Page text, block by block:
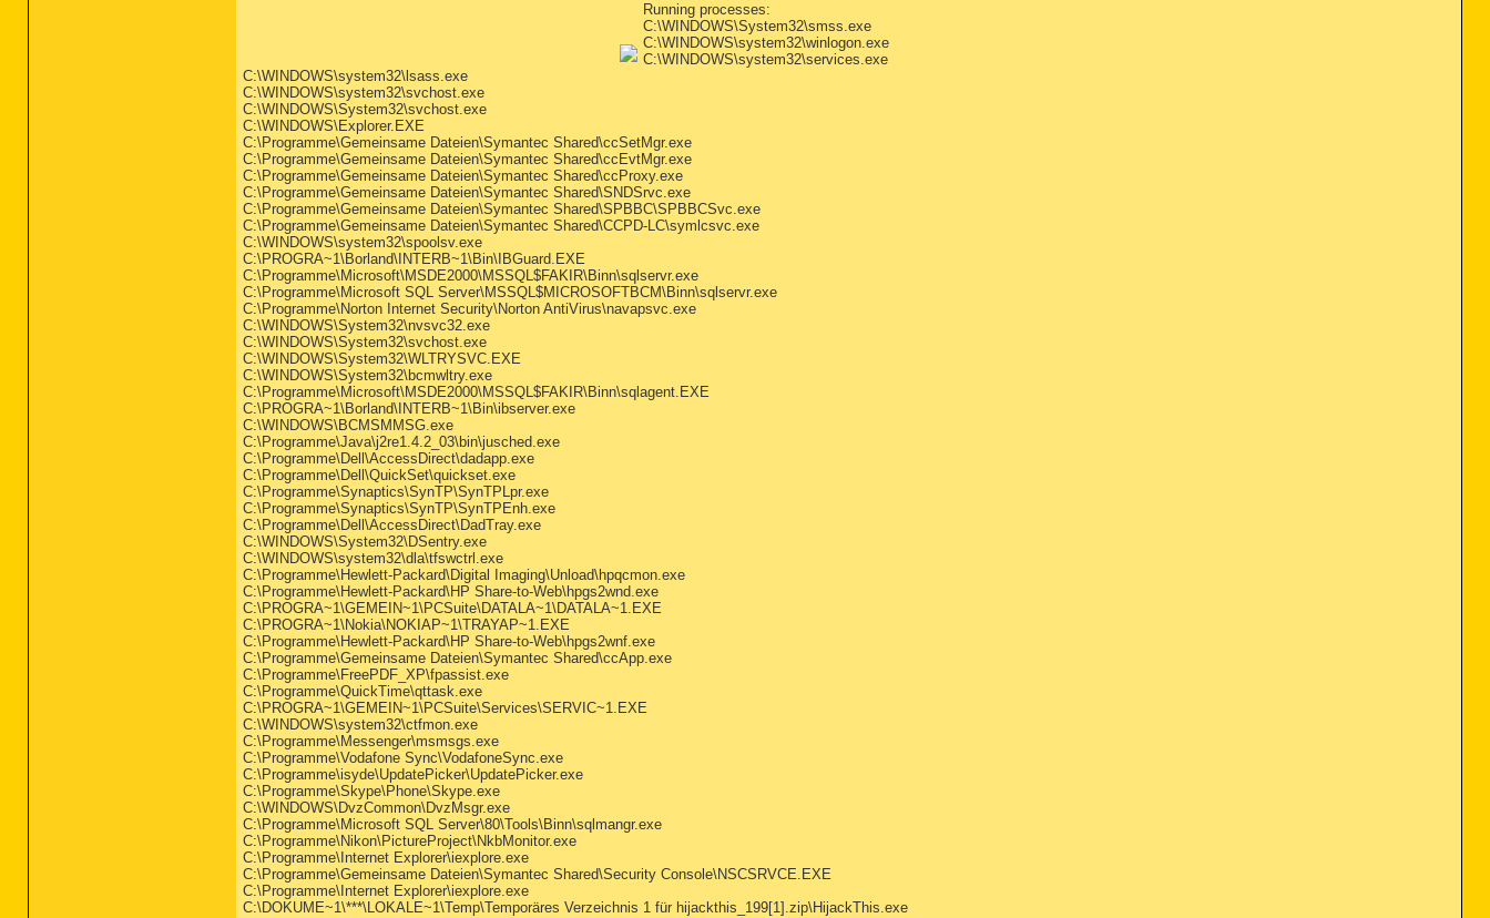
Running processes:
C:\WINDOWS\System32\smss.exe
C:\WINDOWS\system32\winlogon.exe
C:\WINDOWS\system32\services.exe
C:\WINDOWS\system32\lsass.exe
C:\WINDOWS\system32\svchost.exe
C:\WINDOWS\System32\svchost.exe
C:\WINDOWS\Explorer.EXE
C:\Programme\Gemeinsame Dateien\Symantec Shared\ccSetMgr.exe
C:\Programme\Gemeinsame Dateien\Symantec Shared\ccEvtMgr.exe
C:\Programme\Gemeinsame Dateien\Symantec Shared\ccProxy.exe
C:\Programme\Gemeinsame Dateien\Symantec Shared\SNDSrvc.exe
C:\Programme\Gemeinsame Dateien\Symantec Shared\SPBBC\SPBBCSvc.exe
C:\Programme\Gemeinsame Dateien\Symantec Shared\CCPD-LC\symlcsvc.exe
C:\WINDOWS\system32\spoolsv.exe
C:\PROGRA~1\Borland\INTERB~1\Bin\IBGuard.EXE
C:\Programme\Microsoft\MSDE2000\MSSQL$FAKIR\Binn\sqlservr.exe
C:\Programme\Microsoft SQL Server\MSSQL$MICROSOFTBCM\Binn\sqlservr.exe
C:\Programme\Norton Internet Security\Norton AntiVirus\navapsvc.exe
C:\WINDOWS\System32\nvsvc32.exe
C:\WINDOWS\System32\svchost.exe
C:\WINDOWS\System32\WLTRYSVC.EXE
C:\WINDOWS\System32\bcmwltry.exe
C:\Programme\Microsoft\MSDE2000\MSSQL$FAKIR\Binn\sqlagent.EXE
C:\PROGRA~1\Borland\INTERB~1\Bin\ibserver.exe
C:\WINDOWS\BCMSMMSG.exe
C:\Programme\Java\j2re1.4.2_03\bin\jusched.exe
C:\Programme\Dell\AccessDirect\dadapp.exe
C:\Programme\Dell\QuickSet\quickset.exe
C:\Programme\Synaptics\SynTP\SynTPLpr.exe
C:\Programme\Synaptics\SynTP\SynTPEnh.exe
C:\Programme\Dell\AccessDirect\DadTray.exe
C:\WINDOWS\System32\DSentry.exe
C:\WINDOWS\system32\dla\tfswctrl.exe
C:\Programme\Hewlett-Packard\Digital Imaging\Unload\hpqcmon.exe
C:\Programme\Hewlett-Packard\HP Share-to-Web\hpgs2wnd.exe
C:\PROGRA~1\GEMEIN~1\PCSuite\DATALA~1\DATALA~1.EXE
C:\PROGRA~1\Nokia\NOKIAP~1\TRAYAP~1.EXE
C:\Programme\Hewlett-Packard\HP Share-to-Web\hpgs2wnf.exe
C:\Programme\Gemeinsame Dateien\Symantec Shared\ccApp.exe
C:\Programme\FreePDF_XP\fpassist.exe
C:\Programme\QuickTime\qttask.exe
C:\PROGRA~1\GEMEIN~1\PCSuite\Services\SERVIC~1.EXE
C:\WINDOWS\system32\ctfmon.exe
C:\Programme\Messenger\msmsgs.exe
C:\Programme\Vodafone Sync\VodafoneSync.exe
C:\Programme\isyde\UpdatePicker\UpdatePicker.exe
C:\Programme\Skype\Phone\Skype.exe
C:\WINDOWS\DvzCommon\DvzMsgr.exe
C:\Programme\Microsoft SQL Server\80\Tools\Binn\sqlmangr.exe
C:\Programme\Nikon\PictureProject\NkbMonitor.exe
C:\Programme\Internet Explorer\iexplore.exe
C:\Programme\Gemeinsame Dateien\Symantec Shared\Security Console\NSCSRVCE.EXE
C:\Programme\Internet Explorer\iexplore.exe
C:\DOKUME~1\***\LOKALE~1\Temp\Temporäres Verzeichnis 1 für hijackthis_199[1].zip\HijackThis.exe